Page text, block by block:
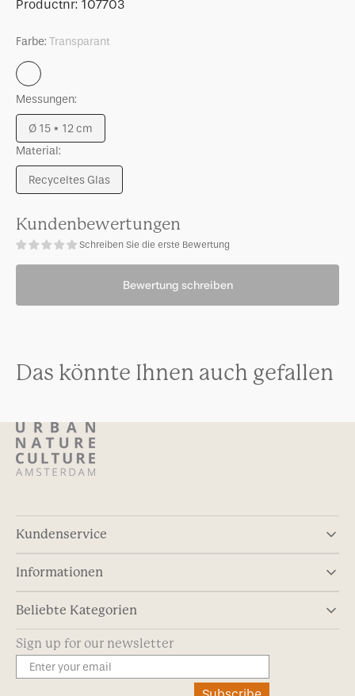
Kerzenhalter
B
Kerzenhalter
Artikelnummer:
Productnr: 107703
Farbe: Transparant
Transparant
Messungen:
Ø 15 * 12 cm
Variante
ausverkauft
oder
nicht
Material:
Recyceltes Glas
Variante
oder
nicht
verfügbar
Kundenbewertungen
Schreiben Sie die erste Bewertung
Bewertung schreiben
Das könnte Ihnen auch gefallen
Kundenservice
Informationen
Beliebte Kategorien
Sign up for our newsletter